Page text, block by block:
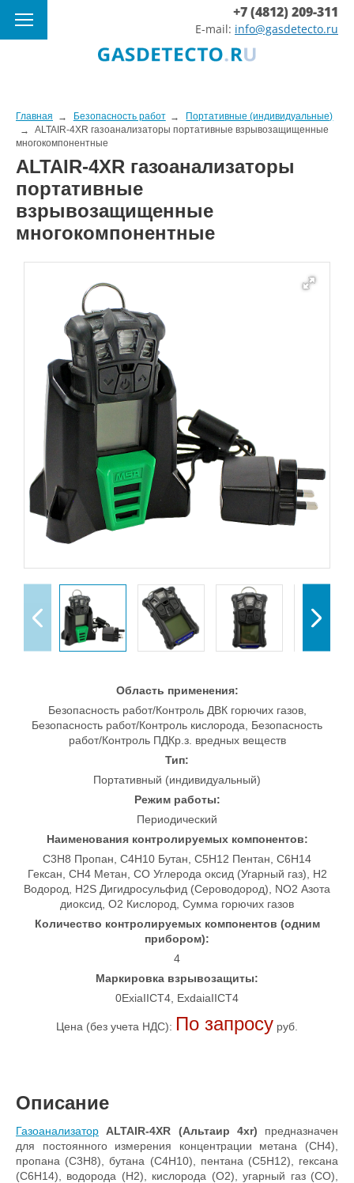
+7 (4812) 209-311
E-mail: info@gasdetecto.ru
Главная Безопасность работ
Портативные (индивидуальные)
ALTAIR-4XR газоанализаторы портативные взрывозащищенные
многокомпонентные
ALTAIR-4XR газоанализаторы
портативные
взрывозащищенные
многокомпонентные
Область применения:
Безопасность работ/Контроль ДВК горючих газов,
Безопасность работ/Контроль кислорода, Безопасность
работ/Контроль ПДКр.з. вредных веществ
Тип:
Портативный (индивидуальный)
Режим работы:
Периодический
Наименования контролируемых компонентов:
C3H8 Пропан, C4H10 Бутан, C5H12 Пентан, C6H14
Гексан, CH4 Метан, CO Углерода оксид (Угарный газ), H2
Водород, H2S Дигидросульфид (Сероводород), NO2 Азота
диоксид, O2 Кислород, Сумма горючих газов
Количество контролируемых компонентов (одним
прибором):
4
Маркировка взрывозащиты:
0ExiaIICT4, ExdaiaIICT4
Цена (без учета НДС): По запросу руб.
Описание
Газоанализатор ALTAIR-4XR (Альтаир 4хr) предназначен
для постоянного измерения концентрации метана (CH4),
пропана (C3H8), бутана (C4H10), пентана (C5H12), гексана
(C6H14), водорода (H2), кислорода (O2), угарный газ (CO),